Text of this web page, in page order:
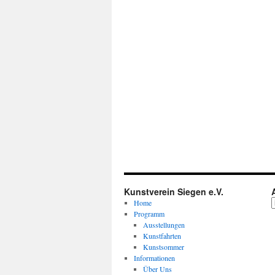
Kunstverein Siegen e.V.
Home
Programm
Ausstellungen
Kunstfahrten
Kunstsommer
Informationen
Über Uns